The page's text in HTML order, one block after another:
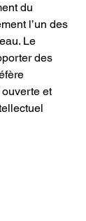
du
l’un des
Le
des
et